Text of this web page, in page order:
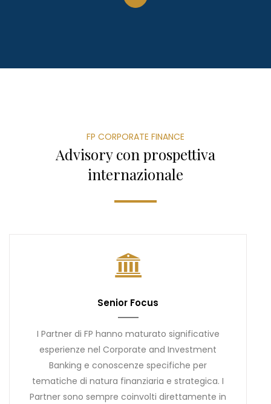
FP CORPORATE FINANCE
Advisory con prospettiva
internazionale
Senior Focus
I Partner di FP hanno maturato significative
esperienze nel Corporate and Investment
Banking e conoscenze specifiche per
tematiche di natura finanziaria e strategica. I
Partner sono sempre coinvolti direttamente in